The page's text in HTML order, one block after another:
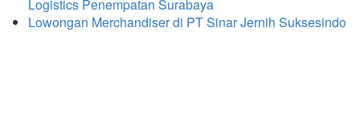
Logistics Penempatan Surabaya
Lowongan Merchandiser di PT Sinar Jernih Suksesindo